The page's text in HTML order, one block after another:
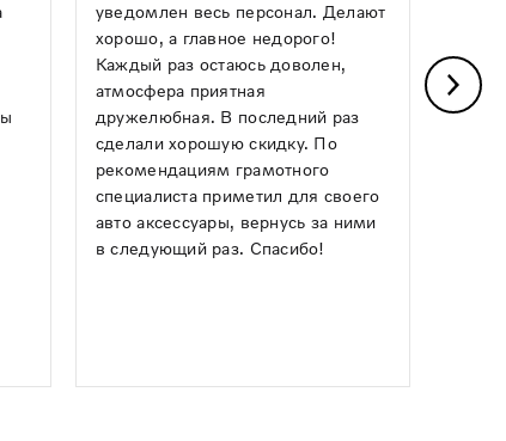
уведомлен весь персонал. Делают
хорошо, а главное недорого!
Каждый раз остаюсь доволен,
атмосфера приятная
дружелюбная. В последний раз
сделали хорошую скидку. По
рекомендациям грамотного
специалиста приметил для своего
авто аксессуары, вернусь за ними
в следующий раз. Спасибо!